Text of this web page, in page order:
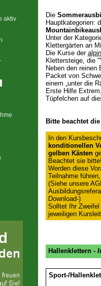
aktiv
Die
Hauptkategorien:
Unter der
Klettergärten an
Die Kurse der
Klettersteige, die
Neben den reinen
Packet von
einem „unter die
Erste Hilfe
Tüpfelchen auf
Bitte beachtet
In den
konditionellen
gelben Kästen
Beachtet sie bitte!
Werden diese
Teilnahme
(Siehe unsere
Download-)
Solltet Ihr
jeweiligen
Hallenklettern -
Sport-/